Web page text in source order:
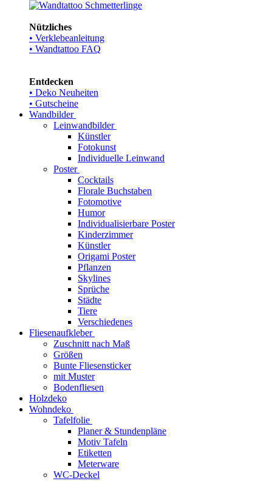
Nützliches
• Verklebeanleitung
• Wandtattoo FAQ
Entdecken
• Deko Neuheiten
• Gutscheine
Wandbilder
Leinwandbilder
Künstler
Fotokunst
Individuelle Leinwand
Poster
Cocktails
Florale Buchstaben
Fotomotive
Humor
Individualisierbare Poster
Kinderzimmer
Künstler
Origami Poster
Pflanzen
Skylines
Sprüche
Städte
Tiere
Verschiedenes
Fliesenaufkleber
Zuschnitt nach Maß
Größen
Bunte Fliesensticker
mit Muster
Bodenfliesen
Holzdeko
Wohndeko
Tafelfolie
Planer & Stundenpläne
Motiv Tafeln
Etiketten
Meterware
WC-Deckel